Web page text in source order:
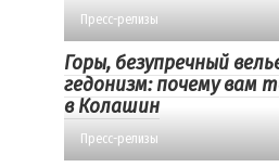
Пресс-релизы
Горы, безупречный
гедонизм: почему вам
в Колашин
Пресс-релизы